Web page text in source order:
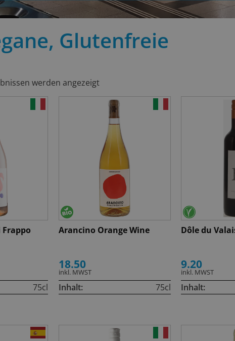
Glutenfreie
werden angezeigt
75cl
Arancino Orange Wine
18.50
inkl. MWST
Inhalt: 75cl
Dôle du
9.20
inkl. MWST
Inhalt: